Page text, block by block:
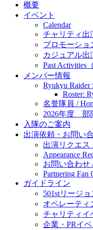
概要
イベント
Calendar
チャリティ出
プロモーショ
カジュアル出
Past Activities
メンバー情報
Ryukyu Raider
Roster:
名誉隊員 /
2026年度 部
入隊のご案内
出演依頼・お問い
出演リクエス
Appearance
お問い合わせ
Partnering Fan
ガイドライン
501stリージ
オペレーティ
チャリティイ
企業・PRイベ